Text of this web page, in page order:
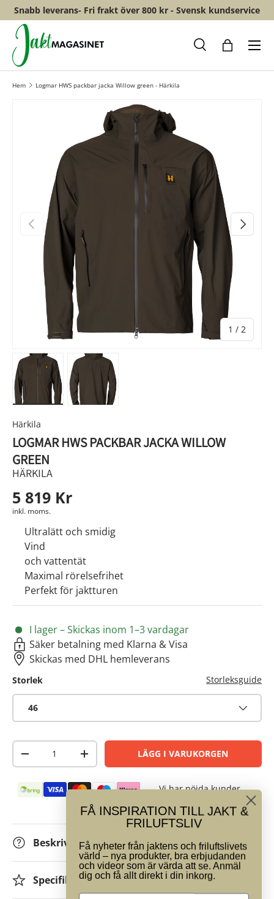
HOPPA TILL INNEHÅLL
Snabb leverans- Fri frakt över 800 kr - Svensk kundservice
Sök
Meny
Hem Logmar HWS packbar jacka Willow green - Härkila
FÖREGÅENDE
1 / av
2
NÄSTA
Härkila
LOGMAR HWS PACKBAR JACKA WILLOW
GREEN
HÄRKILA
5 819 Kr
inkl. moms.
Ultralätt och smidig
Vind
och vattentät
Maximal rörelsefrihet
Perfekt för jaktturen
I lager – Skickas inom 1–3 vardagar
Säker betalning med Klarna & Visa
Skickas med DHL hemleverans
Storlek Storleksguide
46
Antal
-
+ LÄGG I VARUKORGEN
Betalningsmetoder Vi har nöjda kunder
Beskrivning
Specifikationer
FÅ INSPIRATION TILL JAKT &
FRILUFTSLIV
Få nyheter från jaktens och friluftslivets
värld – nya produkter, bra erbjudanden
och videor som är värda att se. Anmäl
dig och få allt direkt i din inkorg.